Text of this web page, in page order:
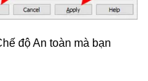
độ An toàn mà bạn